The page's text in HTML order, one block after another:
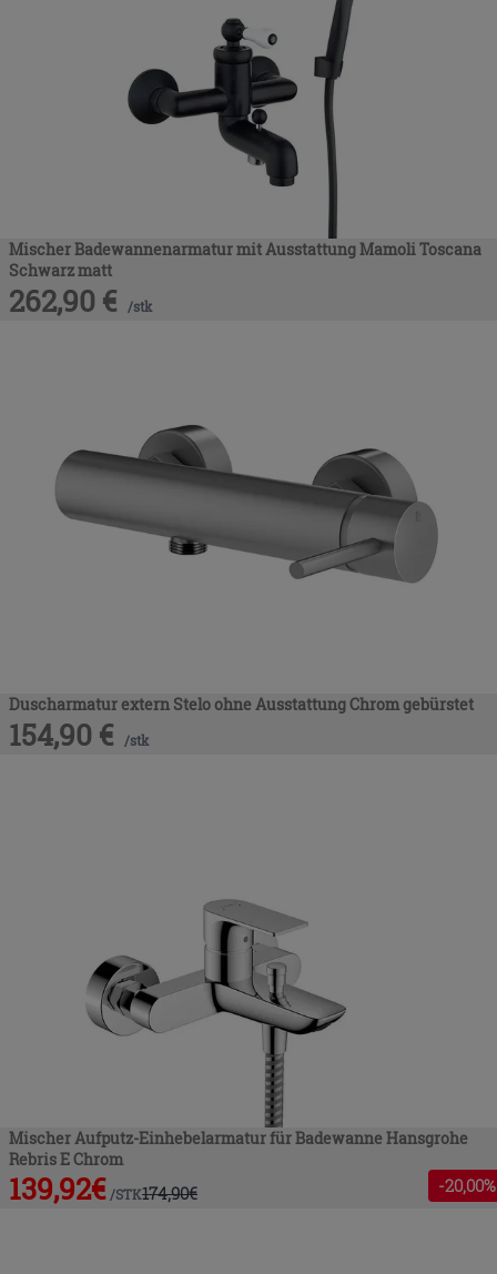
Mischer Badewannenarmatur mit Ausstattung Mamoli Toscana
Schwarz matt
262,90 € /stk
Duscharmatur extern Stelo ohne Ausstattung Chrom gebürstet
154,90 € /stk
Mischer Aufputz-Einhebelarmatur für Badewanne Hansgrohe
Rebris E Chrom
139,92€ /STK174,90€ -20,00%